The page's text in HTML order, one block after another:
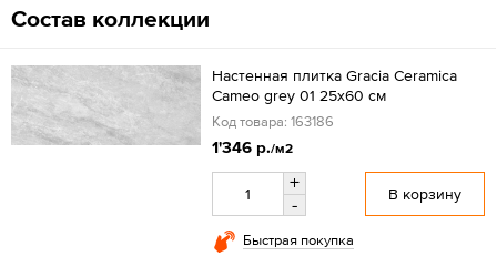
Состав коллекции
Настенная плитка Gracia Ceramica
Cameo grey 01 25x60 см
Код товара: 163186
1'346 р./м2
+
-
В корзину
Быстрая покупка